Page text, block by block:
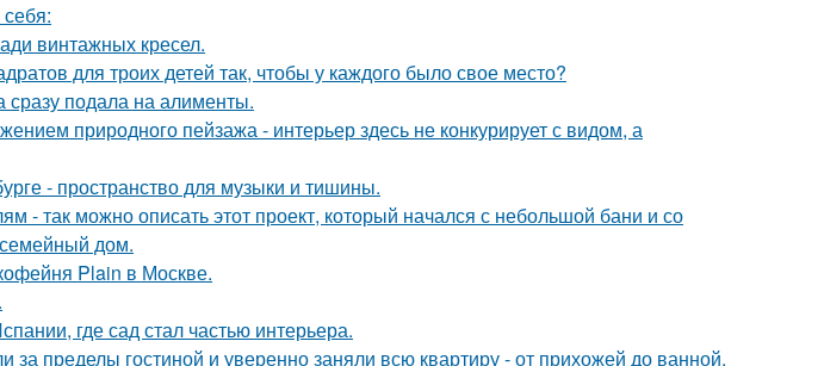
винтажных кресел.
для троих детей так, чтобы у каждого было свое место?
подала на алименты.
природного пейзажа - интерьер здесь не конкурирует с видом, а
- пространство для музыки и тишины.
- так можно описать этот проект, который начался с небольшой бани и со
дом.
Plain в Москве.
где сад стал частью интерьера.
пределы гостиной и уверенно заняли всю квартиру - от прихожей до ванной.